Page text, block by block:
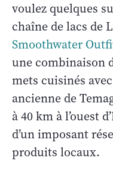
voulez quelques
chaîne de lacs de
Smoothwater
une combinaison
mets cuisinés
ancienne de
à 40 km à l’ouest
d’un imposant
produits locaux.